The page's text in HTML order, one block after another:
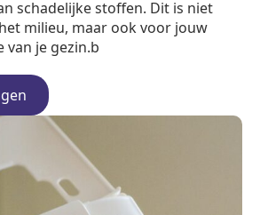
schadelijke stoffen. Dit is niet
milieu, maar ook voor jouw
van je gezin.b